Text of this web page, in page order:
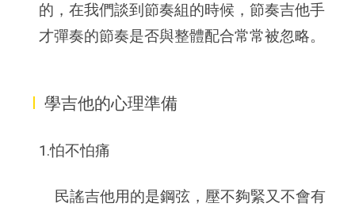
的，在我們談到節奏組的時候，節奏吉他手
才彈奏的節奏是否與整體配合常常被忽略。
I學吉他的心理準備
1.怕不怕痛
民謠吉他用的是鋼弦，壓不夠緊又不會有